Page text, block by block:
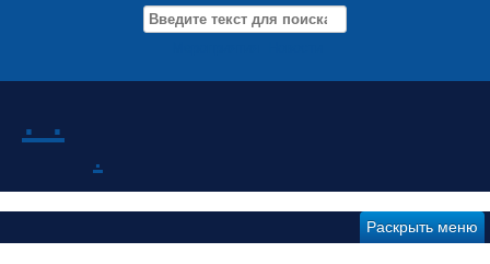
. .
.
Раскрыть меню